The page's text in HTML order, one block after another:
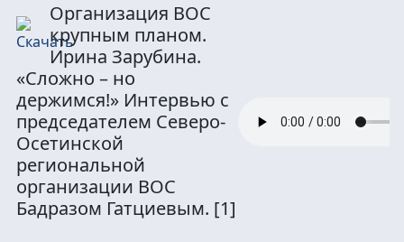
Организация ВОС
крупным планом.
Ирина Зарубина.
«Сложно – но
держимся!» Интервью с
председателем Северо-
Осетинской
региональной
организации ВОС
Бадразом Гатциевым. [1]